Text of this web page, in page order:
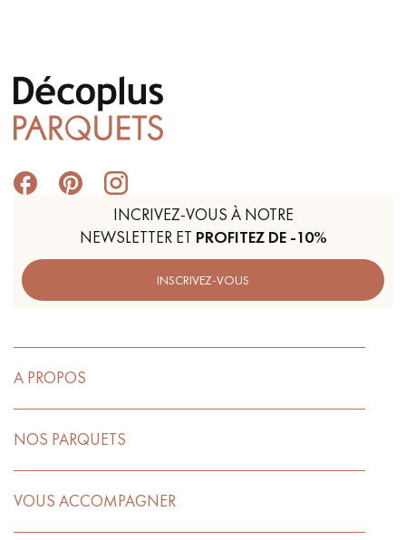
INCRIVEZ-VOUS À NOTRE
NEWSLETTER ET PROFITEZ DE -10%
INSCRIVEZ-VOUS
A PROPOS
NOS PARQUETS
VOUS ACCOMPAGNER